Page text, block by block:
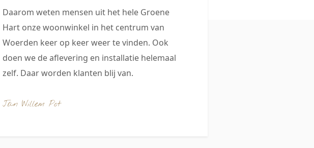
Daarom weten mensen uit het hele Groene
Hart onze woonwinkel in het centrum van
Woerden keer op keer weer te vinden. Ook
doen we de aflevering en installatie helemaal
zelf. Daar worden klanten blij van.
Jan Willem Pot